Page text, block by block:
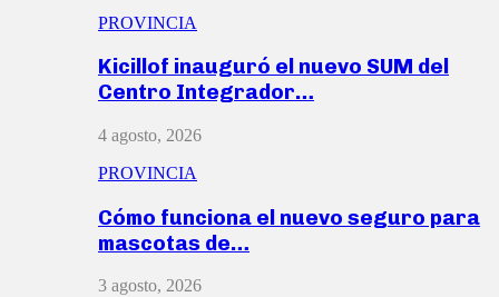
PROVINCIA
Kicillof inauguró el nuevo SUM del
Centro Integrador…
4 agosto, 2026
PROVINCIA
Cómo funciona el nuevo seguro para
mascotas de…
3 agosto, 2026